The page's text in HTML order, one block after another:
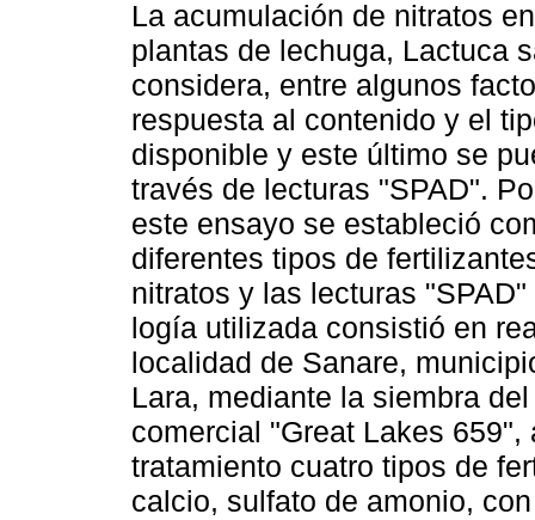
La acumulación de nitratos
plantas de lechuga, Lactuca
considera, entre algunos
respuesta al contenido y el
dispo­nible y este último se
través de lecturas "SPAD".
este ensayo se estableció
diferentes tipos de
nitratos y las lecturas
logía utilizada consistió en
localidad de Sanare,
Lara, mediante la siembra
comercial "Great Lakes
tratamiento cuatro tipos de
calcio, sulfato de amonio,